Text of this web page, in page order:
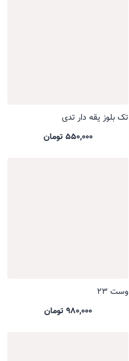
تک بلوز یقه دار تدی
550,000 تومان
وست 23
980,000 تومان